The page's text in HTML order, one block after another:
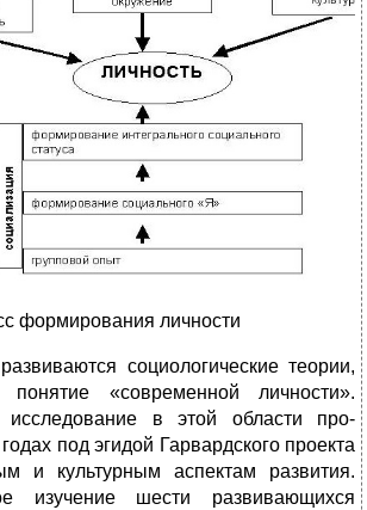
формирования личности
социологические теории,
понятие «современной личности».
исследование в этой области про­
под эгидой Гарвардского проекта
и культурным аспектам развития.
изу­чение шести развивающихся